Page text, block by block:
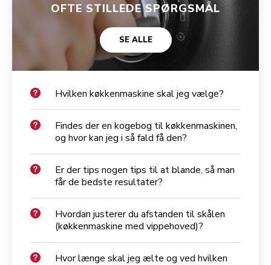
OFTE STILLEDE SPØRGSMÅL
SE ALLE
Hvilken køkkenmaskine skal jeg vælge?
Findes der en kogebog til køkkenmaskinen,
og hvor kan jeg i så fald få den?
Er der tips nogen tips til at blande, så man
får de bedste resultater?
Hvordan justerer du afstanden til skålen
(køkkenmaskine med vippehoved)?
Hvor længe skal jeg ælte og ved hvilken